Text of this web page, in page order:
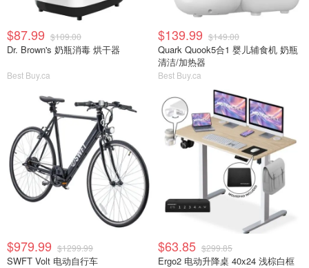
$87.99 $109.00
Dr. Brown's 奶瓶消毒 烘干器
Best Buy.ca
$139.99 $149.00
Quark Quook5合1 婴儿辅食机 奶瓶
清洁/加热器
Best Buy.ca
$979.99 $1299.99
SWFT Volt 电动自行车
$63.85 $299.85
Ergo2 电动升降桌 40x24 浅棕白框